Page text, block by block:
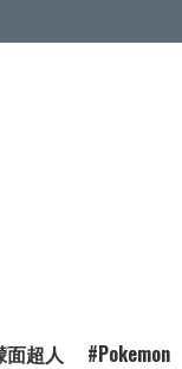
面超人 Pokemon